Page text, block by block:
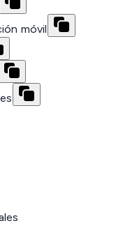
móvil